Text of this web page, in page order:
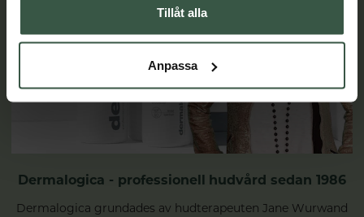
Tillåt alla
Anpassa
Dermalogica - professionell hudvård sedan 1986
Dermalogica grundades av hudterapeuten Jane Wurwand